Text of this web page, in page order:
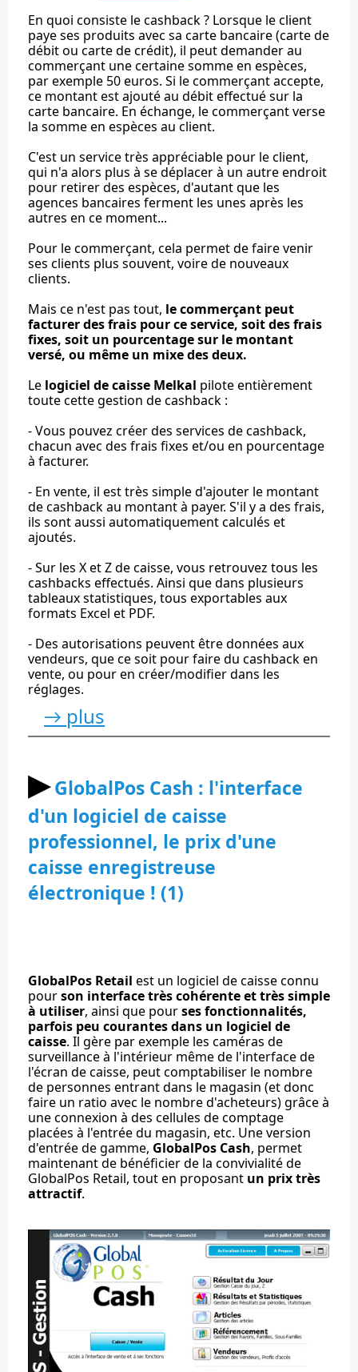
En quoi consiste le cashback ? Lorsque le client
paye ses produits avec sa carte bancaire (carte de
débit ou carte de crédit), il peut demander au
commerçant une certaine somme en espèces,
par exemple 50 euros. Si le commerçant accepte,
ce montant est ajouté au débit effectué sur la
carte bancaire. En échange, le commerçant verse
la somme en espèces au client.
C'est un service très appréciable pour le client,
qui n'a alors plus à se déplacer à un autre endroit
pour retirer des espèces, d'autant que les
agences bancaires ferment les unes après les
autres en ce moment...
Pour le commerçant, cela permet de faire venir
ses clients plus souvent, voire de nouveaux
clients.
Mais ce n'est pas tout, le commerçant peut
facturer des frais pour ce service, soit des frais
fixes, soit un pourcentage sur le montant
versé, ou même un mixe des deux.
Le logiciel de caisse Melkal pilote entièrement
toute cette gestion de cashback :
- Vous pouvez créer des services de cashback,
chacun avec des frais fixes et/ou en pourcentage
à facturer.
- En vente, il est très simple d'ajouter le montant
de cashback au montant à payer. S'il y a des frais,
ils sont aussi automatiquement calculés et
ajoutés.
- Sur les X et Z de caisse, vous retrouvez tous les
cashbacks effectués. Ainsi que dans plusieurs
tableaux statistiques, tous exportables aux
formats Excel et PDF.
- Des autorisations peuvent être données aux
vendeurs, que ce soit pour faire du cashback en
vente, ou pour en créer/modifier dans les
réglages.
→ plus
▶︎ GlobalPos Cash : l'interface
d'un logiciel de caisse
professionnel, le prix d'une
caisse enregistreuse
électronique ! (1)
GlobalPos Retail est un logiciel de caisse connu
pourson interface très cohérente et très simple
à utiliser, ainsi que pourses fonctionnalités,
parfois peu courantes dans un logiciel de
caisse. Il gère par exemple les caméras de
surveillance à l'intérieur même de l'interface de
l'écran de caisse, peut comptabiliser le nombre
de personnes entrant dans le magasin (et donc
faire un ratio avec le nombre d'acheteurs) grâce à
une connexion à des cellules de comptage
placées à l'entrée du magasin, etc. Une version
d'entrée de gamme, GlobalPos Cash, permet
maintenant de bénéficier de la convivialité de
GlobalPos Retail, tout en proposant un prix très
attractif.